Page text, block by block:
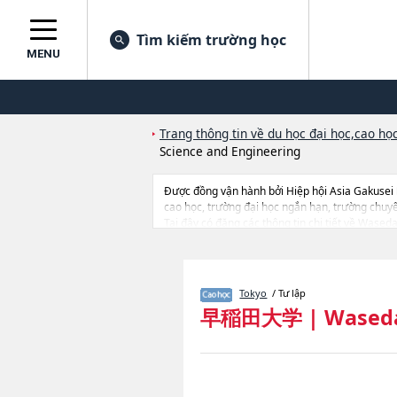
MENU
Tìm kiếm trường học
Trang thông tin về du học đại học,cao
Science and Engineering
Được đồng vận hành bởi Hiệp hội Asia Gakusei
cao học, trường đại học ngắn hạn, trường
Tại đây có đăng các thông tin chi tiết về
StudieshoặcGraduate School of Japanese
AccountancyhoặcGraduate School of Sport
EngineeringhoặcGraduate School of
nghiên cứu, thông tin liên quan đến thi tuyển
Tokyo / Tư lập
早稲田大学 |